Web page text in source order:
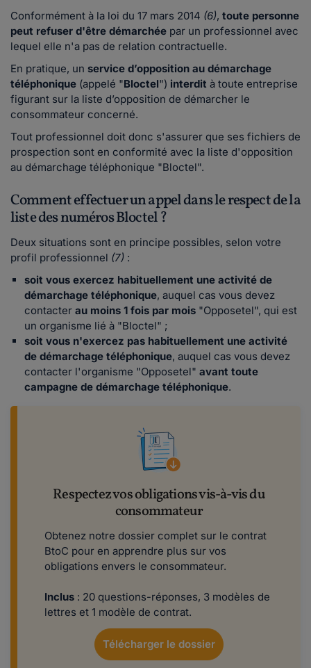
Conformément à la loi du 17 mars 2014 (6), toute personne
peut refuser d'être démarchée par un professionnel avec
lequel elle n'a pas de relation contractuelle.
En pratique, un service d’opposition au démarchage
téléphonique (appelé "Bloctel") interdit à toute entreprise
figurant sur la liste d’opposition de démarcher le
consommateur concerné.
Tout professionnel doit donc s'assurer que ses fichiers de
prospection sont en conformité avec la liste d'opposition
au démarchage téléphonique "Bloctel".
Comment effectuer un appel dans le respect de la
liste des numéros Bloctel ?
Deux situations sont en principe possibles, selon votre
profil professionnel (7) :
soit vous exercez habituellement une activité de
démarchage téléphonique, auquel cas vous devez
contacter au moins 1 fois par mois "Opposetel", qui est
un organisme lié à "Bloctel" ;
soit vous n'exercez pas habituellement une activité
de démarchage téléphonique, auquel cas vous devez
contacter l'organisme "Opposetel" avant toute
campagne de démarchage téléphonique.
Respectez vos obligations vis-à-vis du
consommateur
Obtenez notre dossier complet sur le contrat
BtoC pour en apprendre plus sur vos
obligations envers le consommateur.
Inclus : 20 questions-réponses, 3 modèles de
lettres et 1 modèle de contrat.
Télécharger le dossier